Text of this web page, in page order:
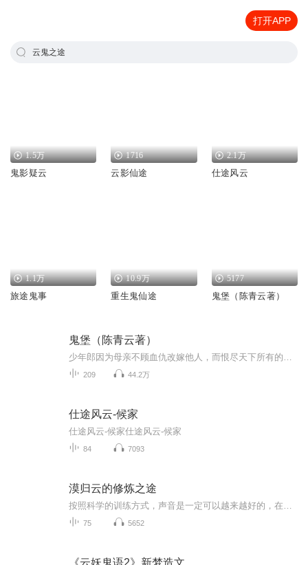
打开APP
云鬼之途
1.5万
鬼影疑云
1716
云影仙途
2.1万
仕途风云
1.1万
旅途鬼事
10.9万
重生鬼仙途
5177
鬼堡（陈青云著）
鬼堡（陈青云著）
209 44.2万
仕途风云-候家
仕途风云-候家仕途风云-候家
84 7093
漠归云的修炼之途
75 5652
《云妖鬼语2》新梦造文